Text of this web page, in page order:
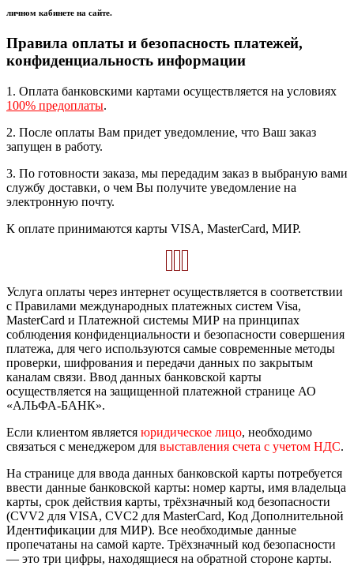
личном кабинете на сайте.
Правила оплаты и безопасность платежей,
конфиденциальность информации
1. Оплата банковскими картами осуществляется на условиях
100% предоплаты.
2. После оплаты Вам придет уведомление, что Ваш заказ
запущен в работу.
3. По готовности заказа, мы передадим заказ в выбраную вами
службу доставки, о чем Вы получите уведомление на
электронную почту.
К оплате принимаются карты VISA, MasterCard, МИР.
Услуга оплаты через интернет осуществляется в соответствии
с Правилами международных платежных систем Visa,
MasterCard и Платежной системы МИР на принципах
соблюдения конфиденциальности и безопасности совершения
платежа, для чего используются самые современные методы
проверки, шифрования и передачи данных по закрытым
каналам связи. Ввод данных банковской карты
осуществляется на защищенной платежной странице АО
«АЛЬФА-БАНК».
Если клиентом является юридическое лицо, необходимо
связаться с менеджером для выставления счета с учетом НДС.
На странице для ввода данных банковской карты потребуется
ввести данные банковской карты: номер карты, имя владельца
карты, срок действия карты, трёхзначный код безопасности
(CVV2 для VISA, CVC2 для MasterCard, Код Дополнительной
Идентификации для МИР). Все необходимые данные
пропечатаны на самой карте. Трёхзначный код безопасности
— это три цифры, находящиеся на обратной стороне карты.